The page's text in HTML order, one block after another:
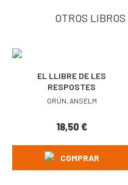
OTROS
EL LLIBRE DE LES
RESPOSTES
GRÜN, ANSELM
18,50€
COMPRAR